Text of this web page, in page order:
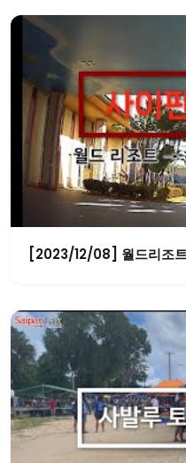
[2023/12/08] 월드리조